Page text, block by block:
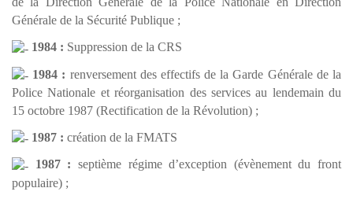
Générale de la Sécurité Publique ;
1984 : Suppression de la CRS
1984 : renversement des effectifs de la Garde Générale de la
Police Nationale et réorganisation des services au lendemain du
15 octobre 1987 (Rectification de la Révolution) ;
1987 : création de la FMATS
1987 : septième régime d’exception (évènement du front
populaire) ;